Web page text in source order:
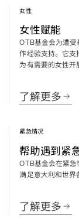
女性
女性赋能
OTB基金会为遭受
作经验支持。它支
为有需要的女性开
了解更多
紧急情况
帮助遇到紧
OTB基金会在紧急
满足意大利和世界
了解更多